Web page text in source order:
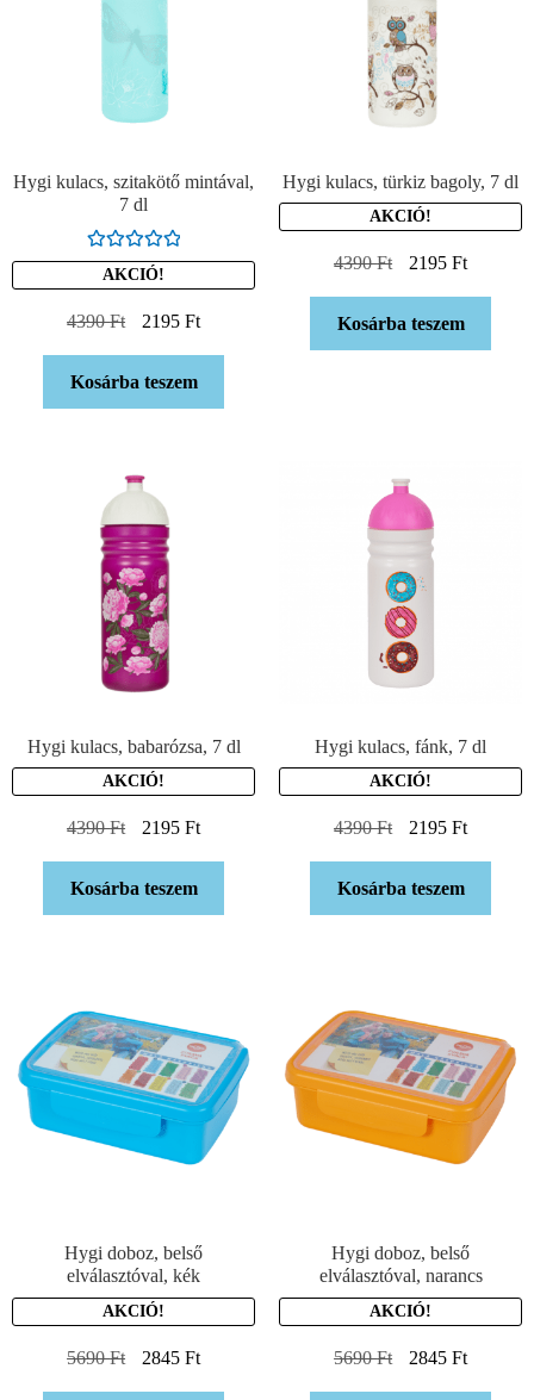
Hygi kulacs, szitakötő mintával,
7 dl
Értékelés:
5.00/ 5
AKCIÓ!
4390Ft 2195 Ft
Kosárba teszem
Hygi kulacs, türkiz bagoly, 7 dl
AKCIÓ!
4390Ft 2195 Ft
Kosárba teszem
Hygi kulacs, babarózsa, 7 dl
AKCIÓ!
4390Ft 2195 Ft
Kosárba teszem
Hygi kulacs, fánk, 7 dl
AKCIÓ!
4390Ft 2195 Ft
Kosárba teszem
Hygi doboz, belső
elválasztóval, kék
AKCIÓ!
5690Ft 2845 Ft
Hygi doboz, belső
elválasztóval, narancs
AKCIÓ!
5690Ft 2845 Ft